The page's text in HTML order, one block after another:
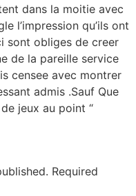
dans la moitie avec
l’impression qu’ils ont
sont obliges de creer
de la pareille service
censee avec montrer
admis .Sauf Que
jeux au point “
Required